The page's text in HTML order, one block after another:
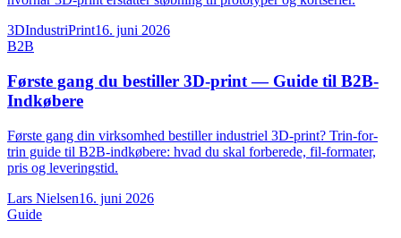
3DIndustriPrint16. juni 2026
B2B
Første gang du bestiller 3D-print — Guide til B2B-
Indkøbere
Første gang din virksomhed bestiller industriel 3D-print? Trin-for-
trin guide til B2B-indkøbere: hvad du skal forberede, fil-formater,
pris og leveringstid.
Lars Nielsen16. juni 2026
Guide